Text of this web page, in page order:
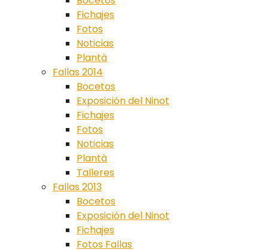
Fichajes
Fotos
Noticias
Plantà
Fallas 2014
Bocetos
Exposición del Ninot
Fichajes
Fotos
Noticias
Plantà
Talleres
Fallas 2013
Bocetos
Exposición del Ninot
Fichajes
Fotos Fallas